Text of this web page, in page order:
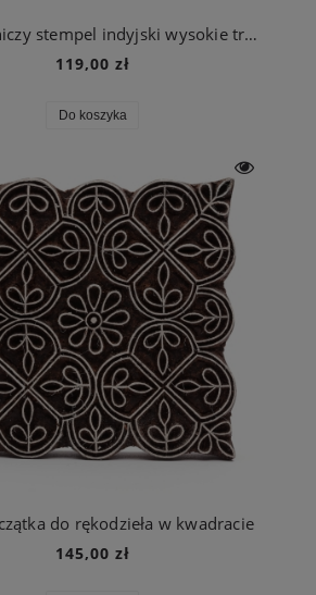
Rękodzielniczy stempel indyjski wysokie trawy
119,00 zł
Do koszyka
do rękodzieła w kwadracie
145,00 zł